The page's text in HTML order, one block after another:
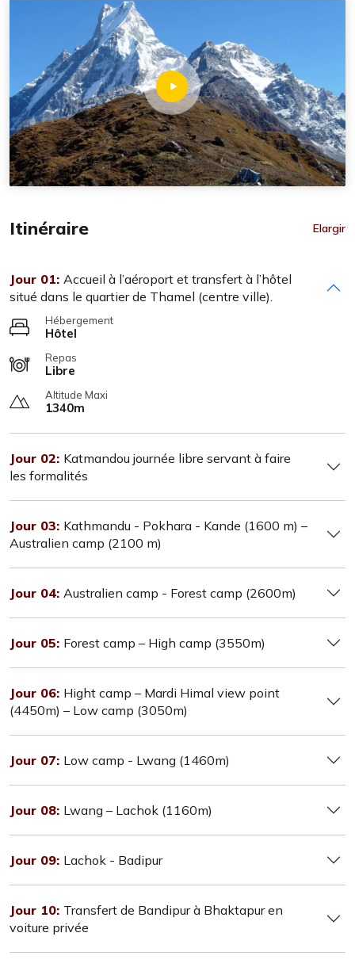
Itinéraire Elargir
Jour 01: Accueil à l’aéroport et transfert à l’hôtel
situé dans le quartier de Thamel (centre ville).
Hébergement
Hôtel
Repas
Libre
Altitude Maxi
1340m
Jour 02: Katmandou journée libre servant à faire
les formalités
Jour 03: Kathmandu - Pokhara - Kande (1600 m) –
Australien camp (2100 m)
Jour 04: Australien camp - Forest camp (2600m)
Jour 05: Forest camp – High camp (3550m)
Jour 06: Hight camp – Mardi Himal view point
(4450m) – Low camp (3050m)
Jour 07: Low camp - Lwang (1460m)
Jour 08: Lwang – Lachok (1160m)
Jour 09: Lachok - Badipur
Jour 10: Transfert de Bandipur à Bhaktapur en
voiture privée